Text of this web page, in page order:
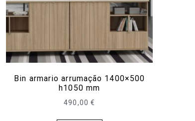
Bin armario arrumação 1400×500
h1050 mm
490,00 €